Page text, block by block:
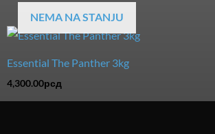
NEMA NA STANJU
Essential The Panther 3kg
4,300.00рсд